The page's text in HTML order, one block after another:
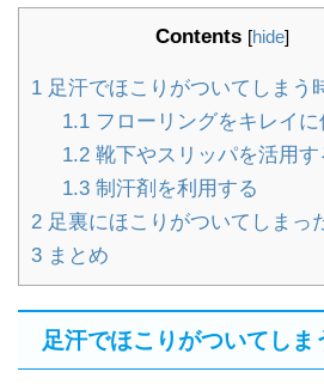
Contents [hide]
1 足汗でほこりがついてしまう
1.1フローリングをキレイに
1.2靴下やスリッパを活用す
1.3制汗剤を利用する
2 足裏にほこりがついてしまっ
3 まとめ
足汗でほこりがついてしま